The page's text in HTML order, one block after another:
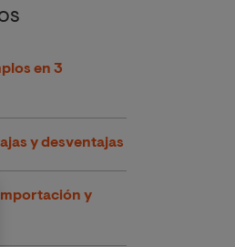
en 3
y desventajas
y